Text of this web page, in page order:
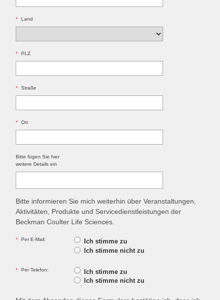
* Land
* PLZ
* Straße
* Ort
Bitte fügen Sie hier
weitere Details ein
Bitte informieren Sie mich weiterhin über Veranstaltungen,
Aktivitäten, Produkte und Servicedienstleistungen der
Beckman Coulter Life Sciences.
* Per E-Mail:
Ich stimme zu
Ich stimme nicht zu
* Per Telefon:
Ich stimme zu
Ich stimme nicht zu